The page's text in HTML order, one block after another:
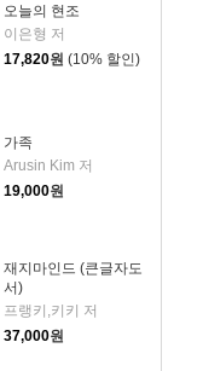
오늘의 현조
이은형 저
17,820원 (10% 할인)
가족
Arusin Kim 저
19,000원
재지마인드 (큰글자도
서)
프랭키,키키 저
37,000원